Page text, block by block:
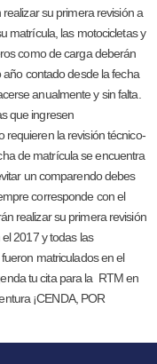
su primera revisión a
matrícula, las motocicletas y
como de carga deberán
contado desde la fecha
anualmente y sin falta.
que ingresen
la revisión técnico-
de matrícula se encuentra
un comparendo debes
corresponde con el
realizar su primera revisión
2017 y todas las
matriculados en el
tu cita para la RTM en
¡CENDA, POR